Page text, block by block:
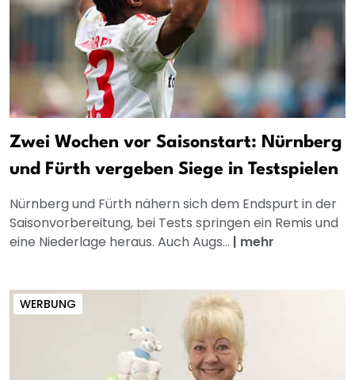
Zwei Wochen vor Saisonstart: Nürnberg
und Fürth vergeben Siege in Testspielen
Nürnberg und Fürth nähern sich dem Endspurt in der
Saisonvorbereitung, bei Tests springen ein Remis und
eine Niederlage heraus. Auch Augs... | mehr
WERBUNG